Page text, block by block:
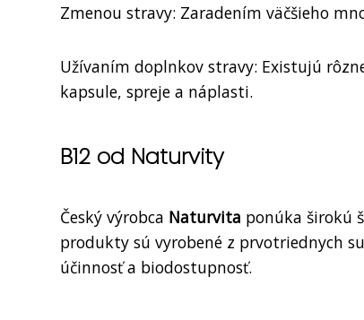
Zmenou stravy: Zaradením väčšieho
Užívaním doplnkov stravy: Existujú
kapsule, spreje a náplasti.
B12 od Naturvity
Český výrobca Naturvita ponúka širokú
produkty sú vyrobené z prvotriednych
účinnosť a biodostupnosť.